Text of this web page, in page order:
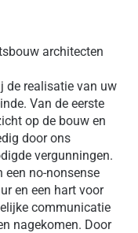
architecten
de realisatie van uw
Van de eerste
op de bouw en
door ons
vergunningen.
no-nonsense
en een hart voor
communicatie
nagekomen. Door